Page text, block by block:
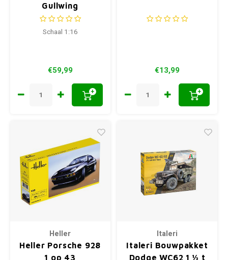
Gullwing
Schaal 1:16
€59,99
+
€13,99
+
Heller
Heller Porsche 928
1 op 43
Italeri
Italeri Bouwpakket
Dodge WC62 1 ½ t